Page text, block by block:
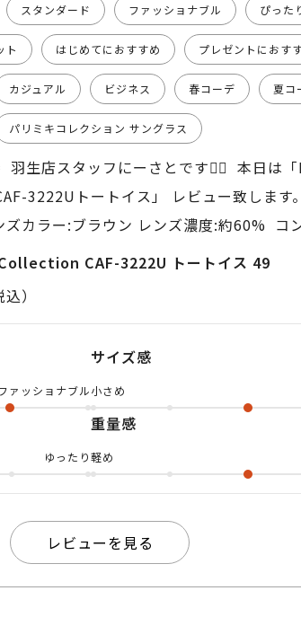
スタンダード ファッショナブル ぴった
ト はじめてにおすすめ プレゼントにおす
カジュアル ビジネス 春コーデ 夏コ
パリミキコレクション サングラス
羽生店スタッフにーさとです💁‍♂️ 本日は
3222Uトートイス」 レビュー致します
ズカラー:ブラウン レンズ濃度:約60% コ
なります。 正面からのブリッジ部分の
いフレームでさらりと掛けやすいアイテ
で使いやすいですよ。 是非パリミキオン
舗までお越しくださいませ♪
CAF-3222U トートイス 49
）
ァッショナブル
サイズ感
小さめ
ゆったり
重量感
軽め
レビューを見る